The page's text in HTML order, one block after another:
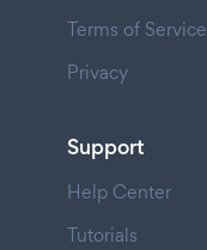
Terms of Service
Privacy
Support
Help Center
Tutorials